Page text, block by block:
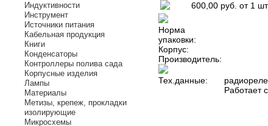
Индуктивности
Инструмент
Источники питания
Кабельная продукция
Книги
Конденсаторы
Контроллеры полива сада
Корпусные изделия
Лампы
Материалы
Метизы, крепеж, прокладки
изолирующие
Микросхемы
600,00 руб. от 1 шт
Норма
упаковки:
Корпус:
Производитель:
Тех.данные:
Работает